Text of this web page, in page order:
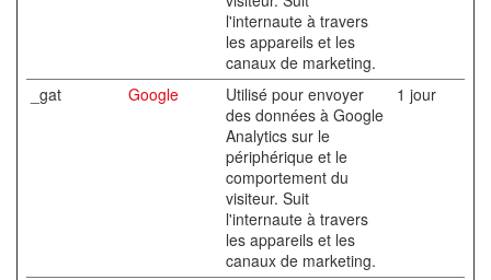
l'internaute à travers
les appareils et les
canaux de marketing.
_gat Google
Utilisé pour envoyer
des données à Google
Analytics sur le
périphérique et le
comportement du
visiteur. Suit
l'internaute à travers
les appareils et les
canaux de marketing.
1 jour